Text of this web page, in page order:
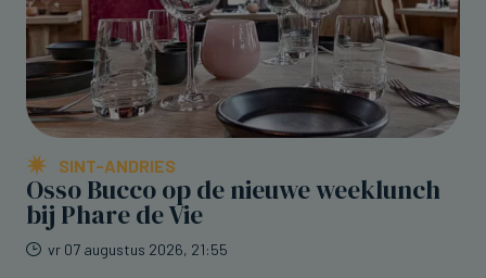
SINT-ANDRIES
Osso Bucco op de nieuwe weeklunch
bij Phare de Vie
vr 07 augustus 2026, 21:55